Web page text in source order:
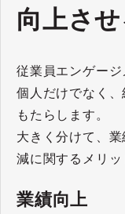
向上さ
従業員エンゲー
個人だけでなく
もたらします。
大きく分けて、
減に関するメリッ
業績向上